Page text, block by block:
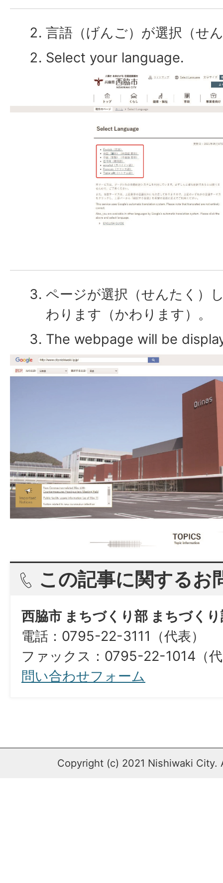
言語（げんご）が選択（せ
Select your language.
ページが選択（せんたく）
わります（かわります）。
The webpage will be
この記事に関するお
西脇市 まちづくり部 まちづく
電話：0795-22-3111（代表）
ファックス：0795-22-1014（
問い合わせフォーム
Copyright (c) 2021 Nishiwaki City.